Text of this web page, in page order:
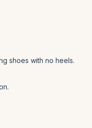
shoes with no heels.